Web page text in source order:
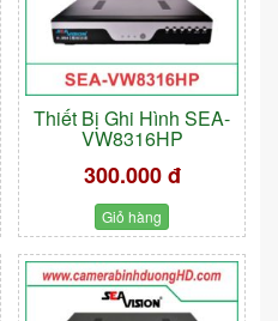
Thiết Bị Ghi Hình SEA-
VW8316HP
300.000 đ
Giỏ hàng